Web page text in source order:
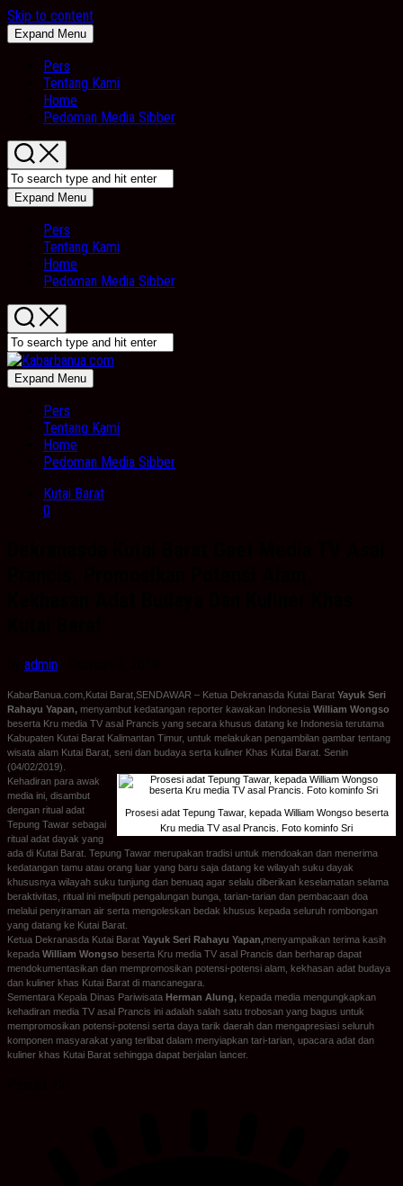
Skip to content
Expand Menu
Pers
Tentang Kami
Home
Pedoman Media Sibber
Expand Menu
Pers
Tentang Kami
Home
Pedoman Media Sibber
Expand Menu
Pers
Tentang Kami
Home
Pedoman Media Sibber
Kutai Barat
0
admin
KabarBanua.com,Kutai Barat,SENDAWAR – Ketua Dekranasda Kutai Barat Yayuk Seri
Rahayu Yapan, menyambut kedatangan reporter kawakan Indonesia William Wongso
beserta Kru media TV asal Prancis yang secara khusus datang ke Indonesia terutama
Kabupaten Kutai Barat Kalimantan Timur, untuk melakukan pengambilan gambar tentang
wisata alam Kutai Barat, seni dan budaya serta kuliner Khas Kutai Barat. Senin
(04/02/2019).
Prosesi adat Tepung Tawar, kepada William Wongso beserta
Kru media TV asal Prancis. Foto kominfo Sri
Kehadiran para awak
media ini, disambut
dengan ritual adat
Tepung Tawar sebagai
ritual adat dayak yang
ada di Kutai Barat. Tepung Tawar merupakan tradisi untuk mendoakan dan menerima
kedatangan tamu atau orang luar yang baru saja datang ke wilayah suku dayak
khususnya wilayah suku tunjung dan benuaq agar selalu diberikan keselamatan selama
beraktivitas, ritual ini meliputi pengalungan bunga, tarian-tarian dan pembacaan doa
melalui penyiraman air serta mengoleskan bedak khusus kepada seluruh rombongan
yang datang ke Kutai Barat.
Ketua Dekranasda Kutai Barat Yayuk Seri Rahayu Yapan,menyampaikan terima kasih
kepada William Wongso beserta Kru media TV asal Prancis dan berharap dapat
mendokumentasikan dan mempromosikan potensi-potensi alam, kekhasan adat budaya
dan kuliner khas Kutai Barat di mancanegara.
Sementara Kepala Dinas Pariwisata Herman Alung, kepada media mengungkapkan
kehadiran media TV asal Prancis ini adalah salah satu trobosan yang bagus untuk
mempromosikan potensi-potensi serta daya tarik daerah dan mengapresiasi seluruh
komponen masyarakat yang terlibat dalam menyiapkan tari-tarian, upacara adat dan
kuliner khas Kutai Barat sehingga dapat berjalan lancer.